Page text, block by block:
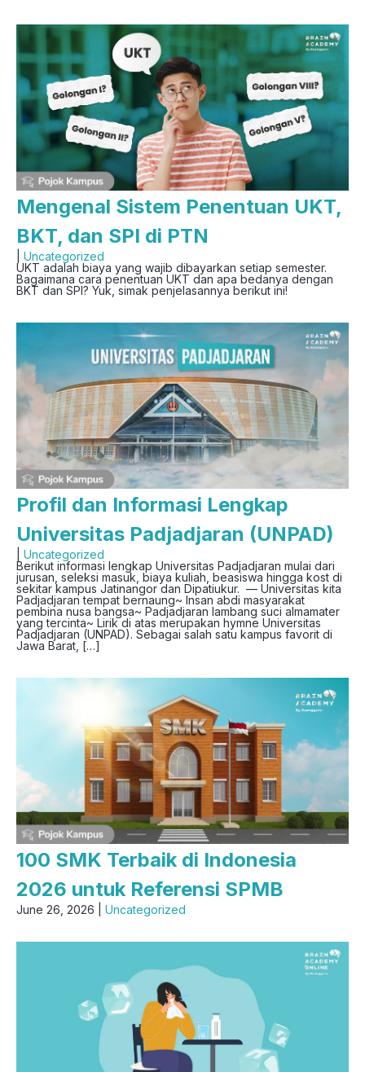
Mengenal Sistem Penentuan UKT,
BKT, dan SPI di PTN
Uncategorized
UKT adalah biaya yang wajib dibayarkan setiap semester.
Bagaimana cara penentuan UKT dan apa bedanya dengan
BKT dan SPI? Yuk, simak penjelasannya berikut ini!
Profil dan Informasi Lengkap
Universitas Padjadjaran (UNPAD)
Uncategorized
Berikut informasi lengkap Universitas Padjadjaran mulai dari
jurusan, seleksi masuk, biaya kuliah, beasiswa hingga kost di
sekitar kampus Jatinangor dan Dipatiukur. — Universitas kita
Padjadjaran tempat bernaung~ Insan abdi masyarakat
pembina nusa bangsa~ Padjadjaran lambang suci almamater
yang tercinta~ Lirik di atas merupakan hymne Universitas
Padjadjaran (UNPAD). Sebagai salah satu kampus favorit di
Jawa Barat, […]
100 SMK Terbaik di Indonesia
2026 untuk Referensi SPMB
June 26, 2026 | Uncategorized